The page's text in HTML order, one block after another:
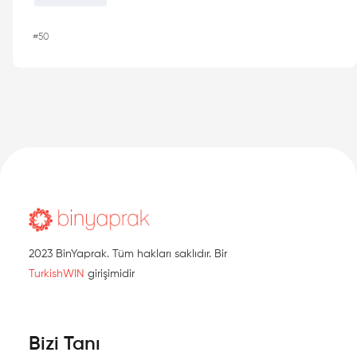
#50
2023 BinYaprak. Tüm hakları saklıdır. Bir
TurkishWIN girişimidir
Bizi Tanı